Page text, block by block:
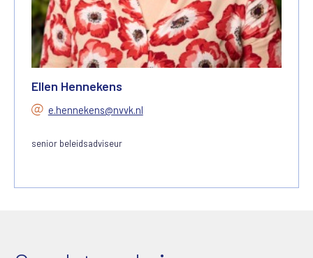
Ellen Hennekens
e.hennekens@nvvk.nl
senior beleidsadviseur